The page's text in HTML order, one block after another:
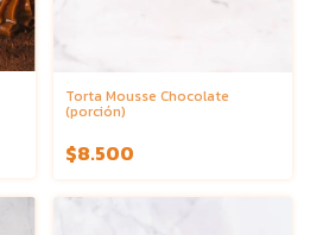
Torta Mousse Chocolate
(porción)
$8.500